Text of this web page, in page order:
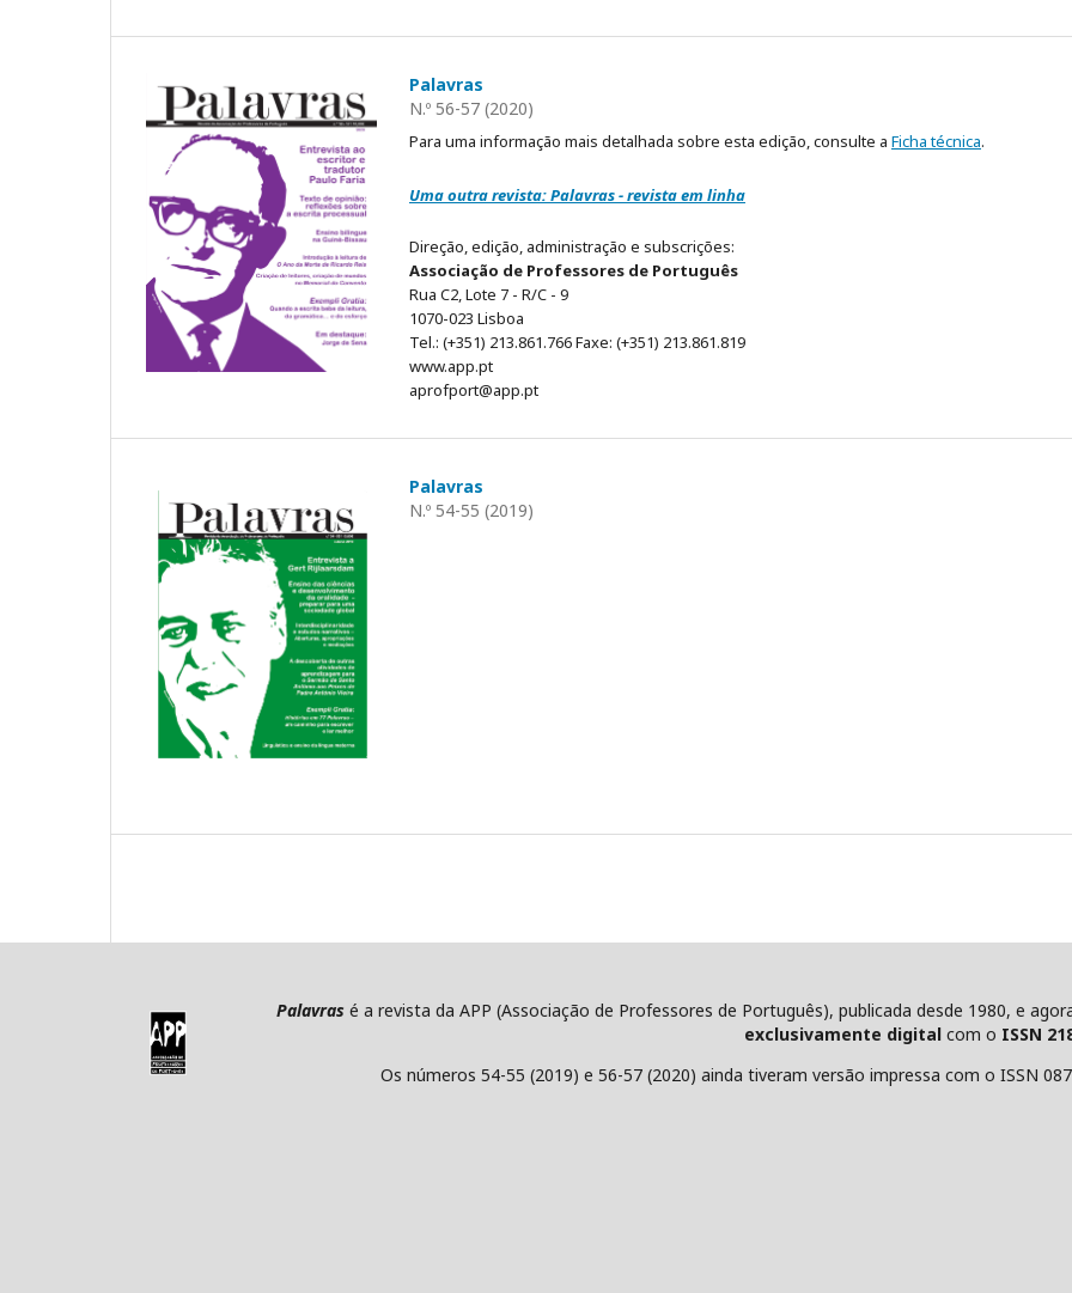
Palavras
N.º 56-57 (2020)
Para uma informação mais detalhada sobre esta edição, consulte a Ficha técnica.
Uma outra revista: Palavras - revista em linha
Direção, edição, administração e subscrições:
Associação de Professores de Português
Rua C2, Lote 7 - R/C - 9
1070-023 Lisboa
Tel.: (+351) 213.861.766 Faxe: (+351) 213.861.819
www.app.pt
aprofport@app.pt
Palavras
N.º 54-55 (2019)
Palavras é a revista da APP (Associação de Professores de Português), publicada desde 1980, e
exclusivamente digital com o ISSN
Os números 54-55 (2019) e 56-57 (2020) ainda tiveram versão impressa com o ISSN